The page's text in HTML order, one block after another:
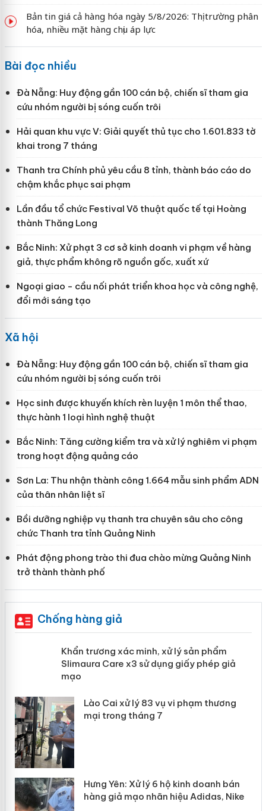
Bản tin giá cả hàng hóa ngày 5/8/2026: Thị trường phân
hóa, nhiều mặt hàng chịu áp lực
Bài đọc nhiều
Đà Nẵng: Huy động gần 100 cán bộ, chiến sĩ tham gia
cứu nhóm người bị sóng cuốn trôi
Hải quan khu vực V: Giải quyết thủ tục cho 1.601.833 tờ
khai trong 7 tháng
Thanh tra Chính phủ yêu cầu 8 tỉnh, thành báo cáo do
chậm khắc phục sai phạm
Lần đầu tổ chức Festival Võ thuật quốc tế tại Hoàng
thành Thăng Long
Bắc Ninh: Xử phạt 3 cơ sở kinh doanh vi phạm về hàng
giả, thực phẩm không rõ nguồn gốc, xuất xứ
Ngoại giao - cầu nối phát triển khoa học và công nghệ,
đổi mới sáng tạo
Xã hội
Đà Nẵng: Huy động gần 100 cán bộ, chiến sĩ tham gia
cứu nhóm người bị sóng cuốn trôi
Học sinh được khuyến khích rèn luyện 1 môn thể thao,
thực hành 1 loại hình nghệ thuật
Bắc Ninh: Tăng cường kiểm tra và xử lý nghiêm vi phạm
trong hoạt động quảng cáo
Sơn La: Thu nhận thành công 1.664 mẫu sinh phẩm ADN
của thân nhân liệt sĩ
Bồi dưỡng nghiệp vụ thanh tra chuyên sâu cho công
chức Thanh tra tỉnh Quảng Ninh
Phát động phong trào thi đua chào mừng Quảng Ninh
trở thành thành phố
Chống hàng giả
Khẩn trương xác minh, xử lý sản phẩm
Slimaura Care x3 sử dụng giấy phép